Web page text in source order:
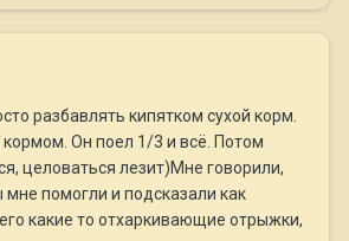
разбавлять кипятком сухой корм.
Он поел 1/3 и всё. Потом
целоваться лезит)Мне говорили,
помогли и подсказали как
какие то отхаркивающие отрыжки,